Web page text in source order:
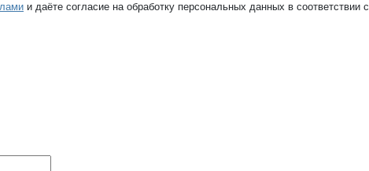
и даёте согласие на обработку персональных данных в соответствии с